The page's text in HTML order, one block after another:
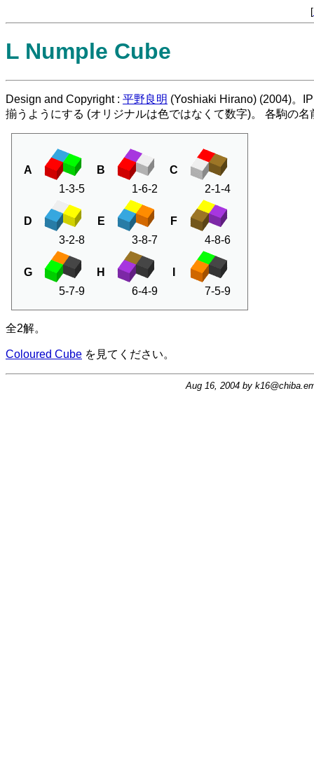
[
L Numple Cube
Design and Copyright : 平野良明 (Yoshiaki Hirano) (2004)。
揃うようにする (オリジナルは色ではなくて数字)。 各駒の名
A
1-3-5
B
1-6-2
C
2-1-4
D
3-2-8
E
3-8-7
F
4-8-6
G
5-7-9
H
6-4-9
7-5-9
全2解。
Coloured Cube を見てください。
Aug 16, 2004 by